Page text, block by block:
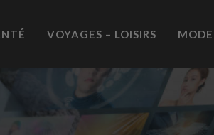
VOYAGES – LOISIRS MODE